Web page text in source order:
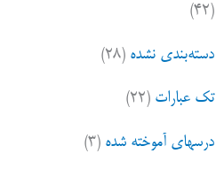
(۴۲)
دسته‌بندی نشده (۲۸)
تک عبارات (۲۲)
درسهای آموخته شده (۳)